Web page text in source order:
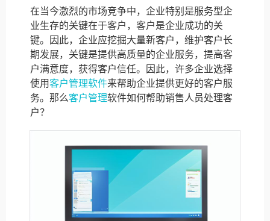
在当今激烈的市场竞争中，企业特别是服务型企
业生存的关键在于客户，客户是企业成功的关
键。因此，企业应挖掘大量新客户，维护客户长
期发展，关键是提供高质量的企业服务，提高客
户满意度，获得客户信任。因此，许多企业选择
使用客户管理软件来帮助企业提供更好的客户服
务。那么客户管理软件如何帮助销售人员处理客
户？